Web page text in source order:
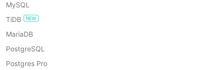
MySQL
TiDB
MariaDB
PostgreSQL
Postgres Pro